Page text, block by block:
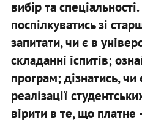
вибір та
поспілкуватись зі
запитати, чи є в
складанні іспитів;
програм; дізнатись,
реалізації
вірити в те, що платне